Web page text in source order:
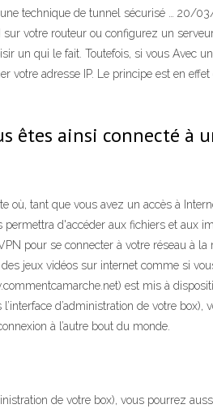
technique de tunnel sécurisé … 20/
votre routeur ou configurez un
un qui le fait. Toutefois, si vous Avec
votre adresse IP. Le principe est en
êtes ainsi connecté à
tant que vous avez un accès à
d'accéder aux fichiers et aux
pour se connecter à votre réseau à
jeux vidéos sur internet comme si
est mis à
d’administration de votre box),
à l’autre bout du monde.
de votre box), vous pourrez